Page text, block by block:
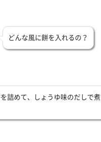
どんな風に餅を入れるの？
詰めて、しょうゆ味のだしで煮